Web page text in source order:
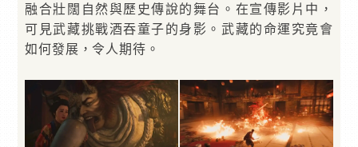
融合壯闊自然與歷史傳說的舞台。在宣傳影片中，
可見武藏挑戰酒吞童子的身影。武藏的命運究竟會
如何發展，令人期待。